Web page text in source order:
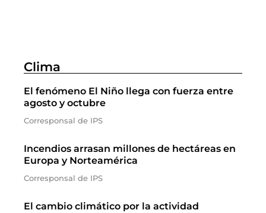
Clima
El fenómeno El Niño llega con fuerza entre
agosto y octubre
Corresponsal de IPS
Incendios arrasan millones de hectáreas en
Europa y Norteamérica
Corresponsal de IPS
El cambio climático por la actividad